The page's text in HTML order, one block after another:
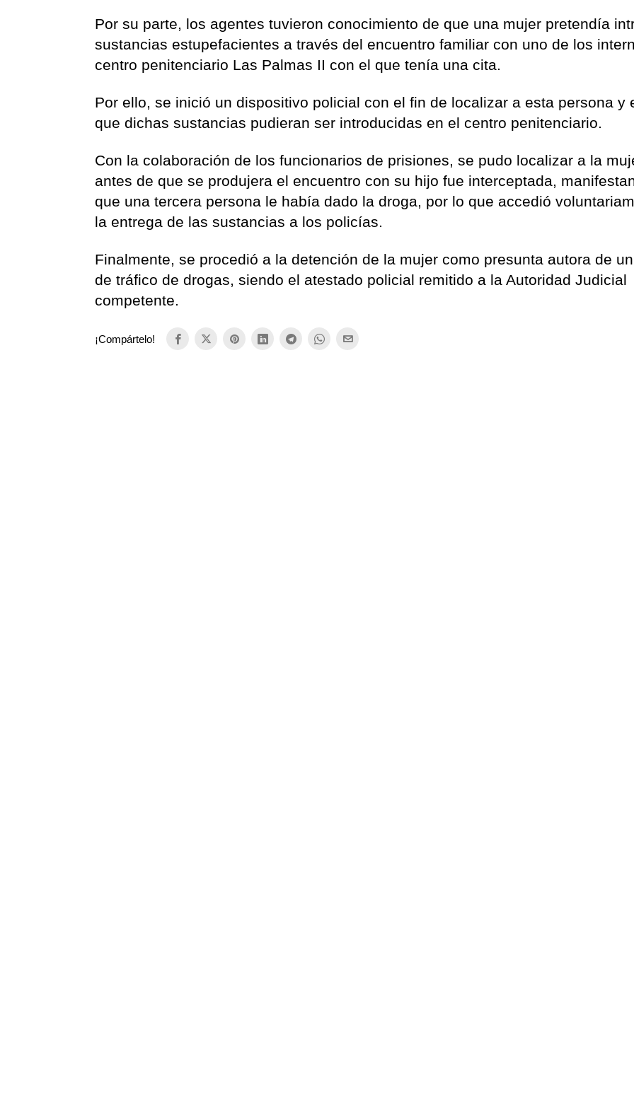
Por su parte, los agentes tuvieron conocimiento de que una mujer pretendía
sustancias estupefacientes a través del encuentro familiar con uno de los
centro penitenciario Las Palmas II con el que tenía una cita.
Por ello, se inició un dispositivo policial con el fin de localizar a esta persona y
que dichas sustancias pudieran ser introducidas en el centro penitenciario.
Con la colaboración de los funcionarios de prisiones, se pudo localizar a la
antes de que se produjera el encuentro con su hijo fue interceptada,
que una tercera persona le había dado la droga, por lo que accedió
la entrega de las sustancias a los policías.
Finalmente, se procedió a la detención de la mujer como presunta autora de
de tráfico de drogas, siendo el atestado policial remitido a la Autoridad Judicial
competente.
¡Compártelo!